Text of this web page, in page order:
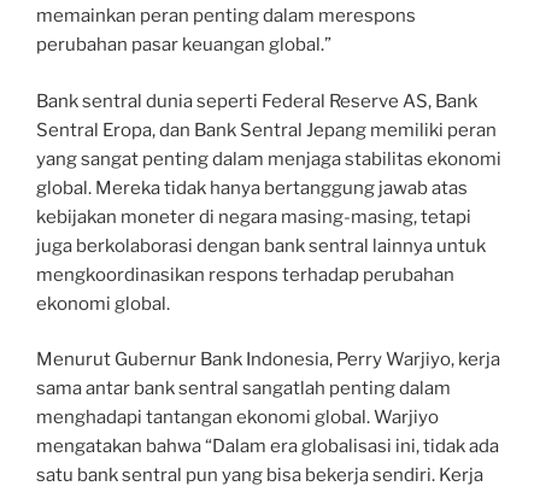
memainkan peran penting dalam merespons
perubahan pasar keuangan global.”
Bank sentral dunia seperti Federal Reserve AS, Bank
Sentral Eropa, dan Bank Sentral Jepang memiliki peran
yang sangat penting dalam menjaga stabilitas ekonomi
global. Mereka tidak hanya bertanggung jawab atas
kebijakan moneter di negara masing-masing, tetapi
juga berkolaborasi dengan bank sentral lainnya untuk
mengkoordinasikan respons terhadap perubahan
ekonomi global.
Menurut Gubernur Bank Indonesia, Perry Warjiyo, kerja
sama antar bank sentral sangatlah penting dalam
menghadapi tantangan ekonomi global. Warjiyo
mengatakan bahwa “Dalam era globalisasi ini, tidak ada
satu bank sentral pun yang bisa bekerja sendiri. Kerja